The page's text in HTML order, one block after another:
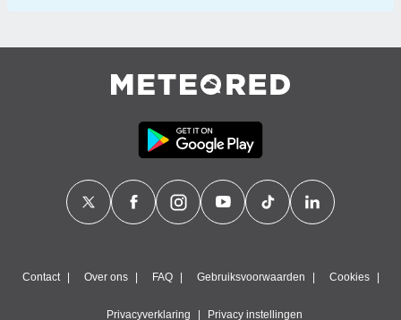
Contact Over ons FAQ Gebruiksvoorwaarden Cookies
Privacyverklaring Privacy instellingen